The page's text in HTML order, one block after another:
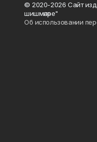
© 2020-2026 Сайт
шишмәләре"
Об использовании